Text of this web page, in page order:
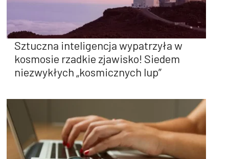
Sztuczna inteligencja wypatrzyła w
kosmosie rzadkie zjawisko! Siedem
niezwykłych „kosmicznych lup”